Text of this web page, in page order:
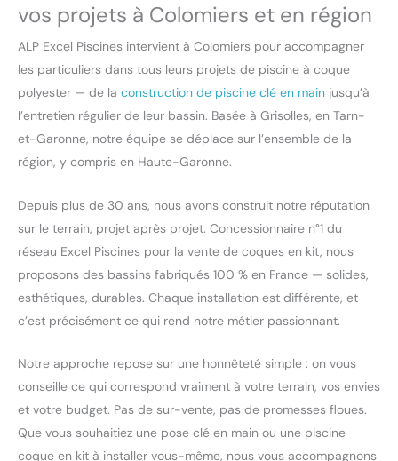
vos projets à Colomiers et en région
ALP Excel Piscines intervient à Colomiers pour accompagner
les particuliers dans tous leurs projets de piscine à coque
polyester — de la construction de piscine clé en main jusqu’à
l’entretien régulier de leur bassin. Basée à Grisolles, en Tarn-
et-Garonne, notre équipe se déplace sur l’ensemble de la
région, y compris en Haute-Garonne.
Depuis plus de 30 ans, nous avons construit notre réputation
sur le terrain, projet après projet. Concessionnaire n°1 du
réseau Excel Piscines pour la vente de coques en kit, nous
proposons des bassins fabriqués 100 % en France — solides,
esthétiques, durables. Chaque installation est différente, et
c’est précisément ce qui rend notre métier passionnant.
Notre approche repose sur une honnêteté simple : on vous
conseille ce qui correspond vraiment à votre terrain, vos envies
et votre budget. Pas de sur-vente, pas de promesses floues.
Que vous souhaitiez une pose clé en main ou une piscine
coque en kit à installer vous-même, nous vous accompagnons